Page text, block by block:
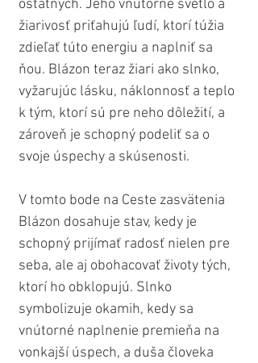
ostatných. Jeho vnútorné svetlo a
žiarivosť priťahujú ľudí, ktorí túžia
zdieľať túto energiu a naplniť sa
ňou. Blázon teraz žiari ako slnko,
vyžarujúc lásku, náklonnosť a teplo
k tým, ktorí sú pre neho dôležití, a
zároveň je schopný podeliť sa o
svoje úspechy a skúsenosti.
V tomto bode na Ceste zasvätenia
Blázon dosahuje stav, kedy je
schopný prijímať radosť nielen pre
seba, ale aj obohacovať životy tých,
ktorí ho obklopujú. Slnko
symbolizuje okamih, kedy sa
vnútorné naplnenie premieňa na
vonkajší úspech, a duša človeka